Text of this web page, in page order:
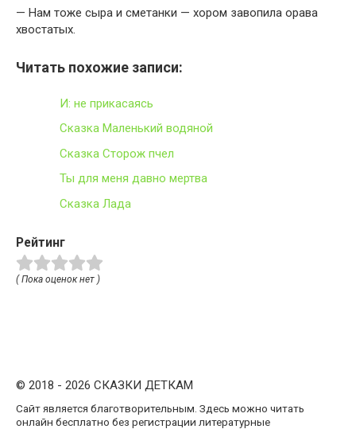
— Нам тоже сыра и сметанки — хором завопила орава
хвостатых.
Читать похожие записи:
И: не прикасаясь
Сказка Маленький водяной
Сказка Сторож пчeл
Ты для меня давно мертва
Сказка Лада
Рейтинг
( Пока оценок нет )
© 2018 - 2026 СКАЗКИ ДЕТКАМ
Сайт является благотворительным. Здесь можно читать
онлайн бесплатно без регистрации литературные